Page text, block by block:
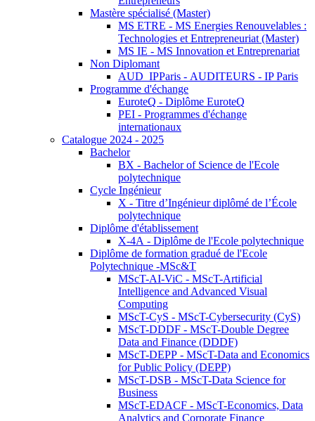
Mastère spécialisé (Master)
MS ETRE - MS Energies Renouvelables :
Technologies et Entrepreneuriat (Master)
MS IE - MS Innovation et Entreprenariat
Non Diplomant
AUD_IPParis - AUDITEURS - IP Paris
Programme d'échange
EuroteQ - Diplôme EuroteQ
PEI - Programmes d'échange
internationaux
Catalogue 2024 - 2025
Bachelor
BX - Bachelor of Science de l'Ecole
polytechnique
Cycle Ingénieur
X - Titre d’Ingénieur diplômé de l’École
polytechnique
Diplôme d'établissement
X-4A - Diplôme de l'Ecole polytechnique
Diplôme de formation gradué de l'Ecole
Polytechnique -MSc&T
MScT-AI-ViC - MScT-Artificial
Intelligence and Advanced Visual
Computing
MScT-CyS - MScT-Cybersecurity (CyS)
MScT-DDDF - MScT-Double Degree
Data and Finance (DDDF)
MScT-DEPP - MScT-Data and Economics
for Public Policy (DEPP)
MScT-DSB - MScT-Data Science for
Business
MScT-EDACF - MScT-Economics, Data
Analytics and Corporate Finance